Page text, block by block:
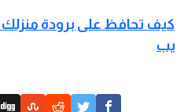
كيف تحافظ على برودة منزلك
يب